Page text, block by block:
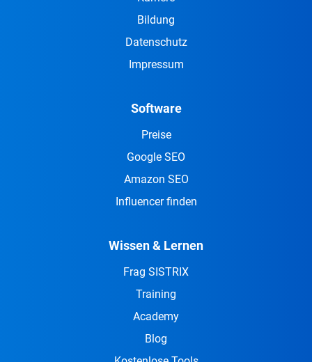
Bildung
Datenschutz
Impressum
Software
Preise
Google SEO
Amazon SEO
Influencer finden
Wissen & Lernen
Frag SISTRIX
Training
Academy
Blog